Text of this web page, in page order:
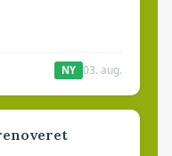
NY 03. aug.